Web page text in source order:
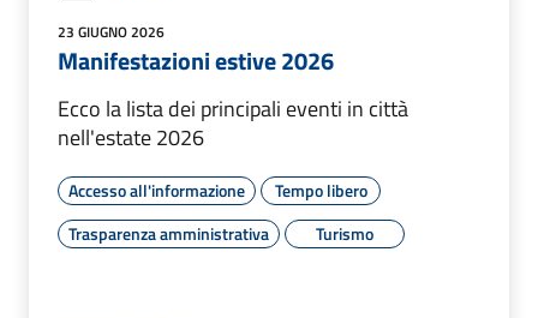
23 GIUGNO 2026
Manifestazioni estive 2026
Ecco la lista dei principali eventi in città
nell'estate 2026
Accesso all'informazione
Tempo libero
Trasparenza amministrativa
Turismo